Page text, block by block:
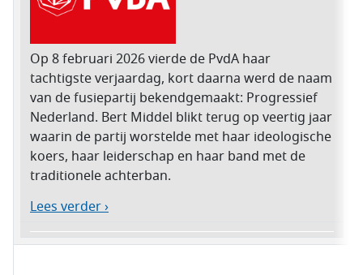
Op 8 februari 2026 vierde de PvdA haar
tachtigste verjaardag, kort daarna werd de naam
van de fusiepartij bekendgemaakt: Progressief
Nederland. Bert Middel blikt terug op veertig jaar
waarin de partij worstelde met haar ideologische
koers, haar leiderschap en haar band met de
traditionele achterban.
Lees verder ›